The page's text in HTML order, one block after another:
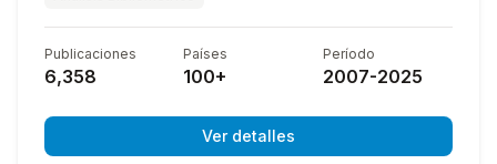
Publicaciones
6,358
Países
100+
Período
2007-2025
Ver detalles